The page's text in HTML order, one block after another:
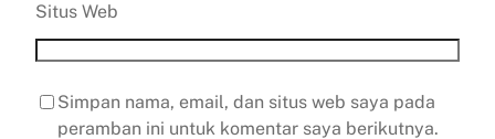
Situs Web
Simpan nama, email, dan situs web saya pada
peramban ini untuk komentar saya berikutnya.